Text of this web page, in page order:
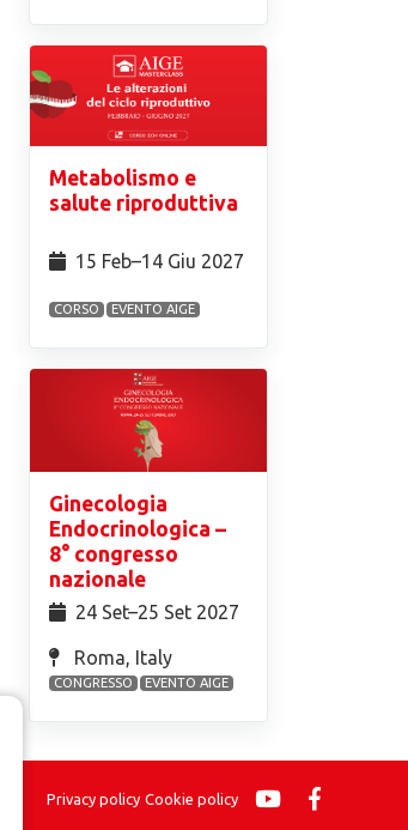
Metabolismo e
salute riproduttiva
15 Feb⁠–14 Giu 2027
CORSO EVENTO AIGE
Ginecologia
Endocrinologica –
8° congresso
nazionale
24 Set⁠–25 Set 2027
Roma, Italy
CONGRESSO EVENTO AIGE
Privacy policy Cookie policy